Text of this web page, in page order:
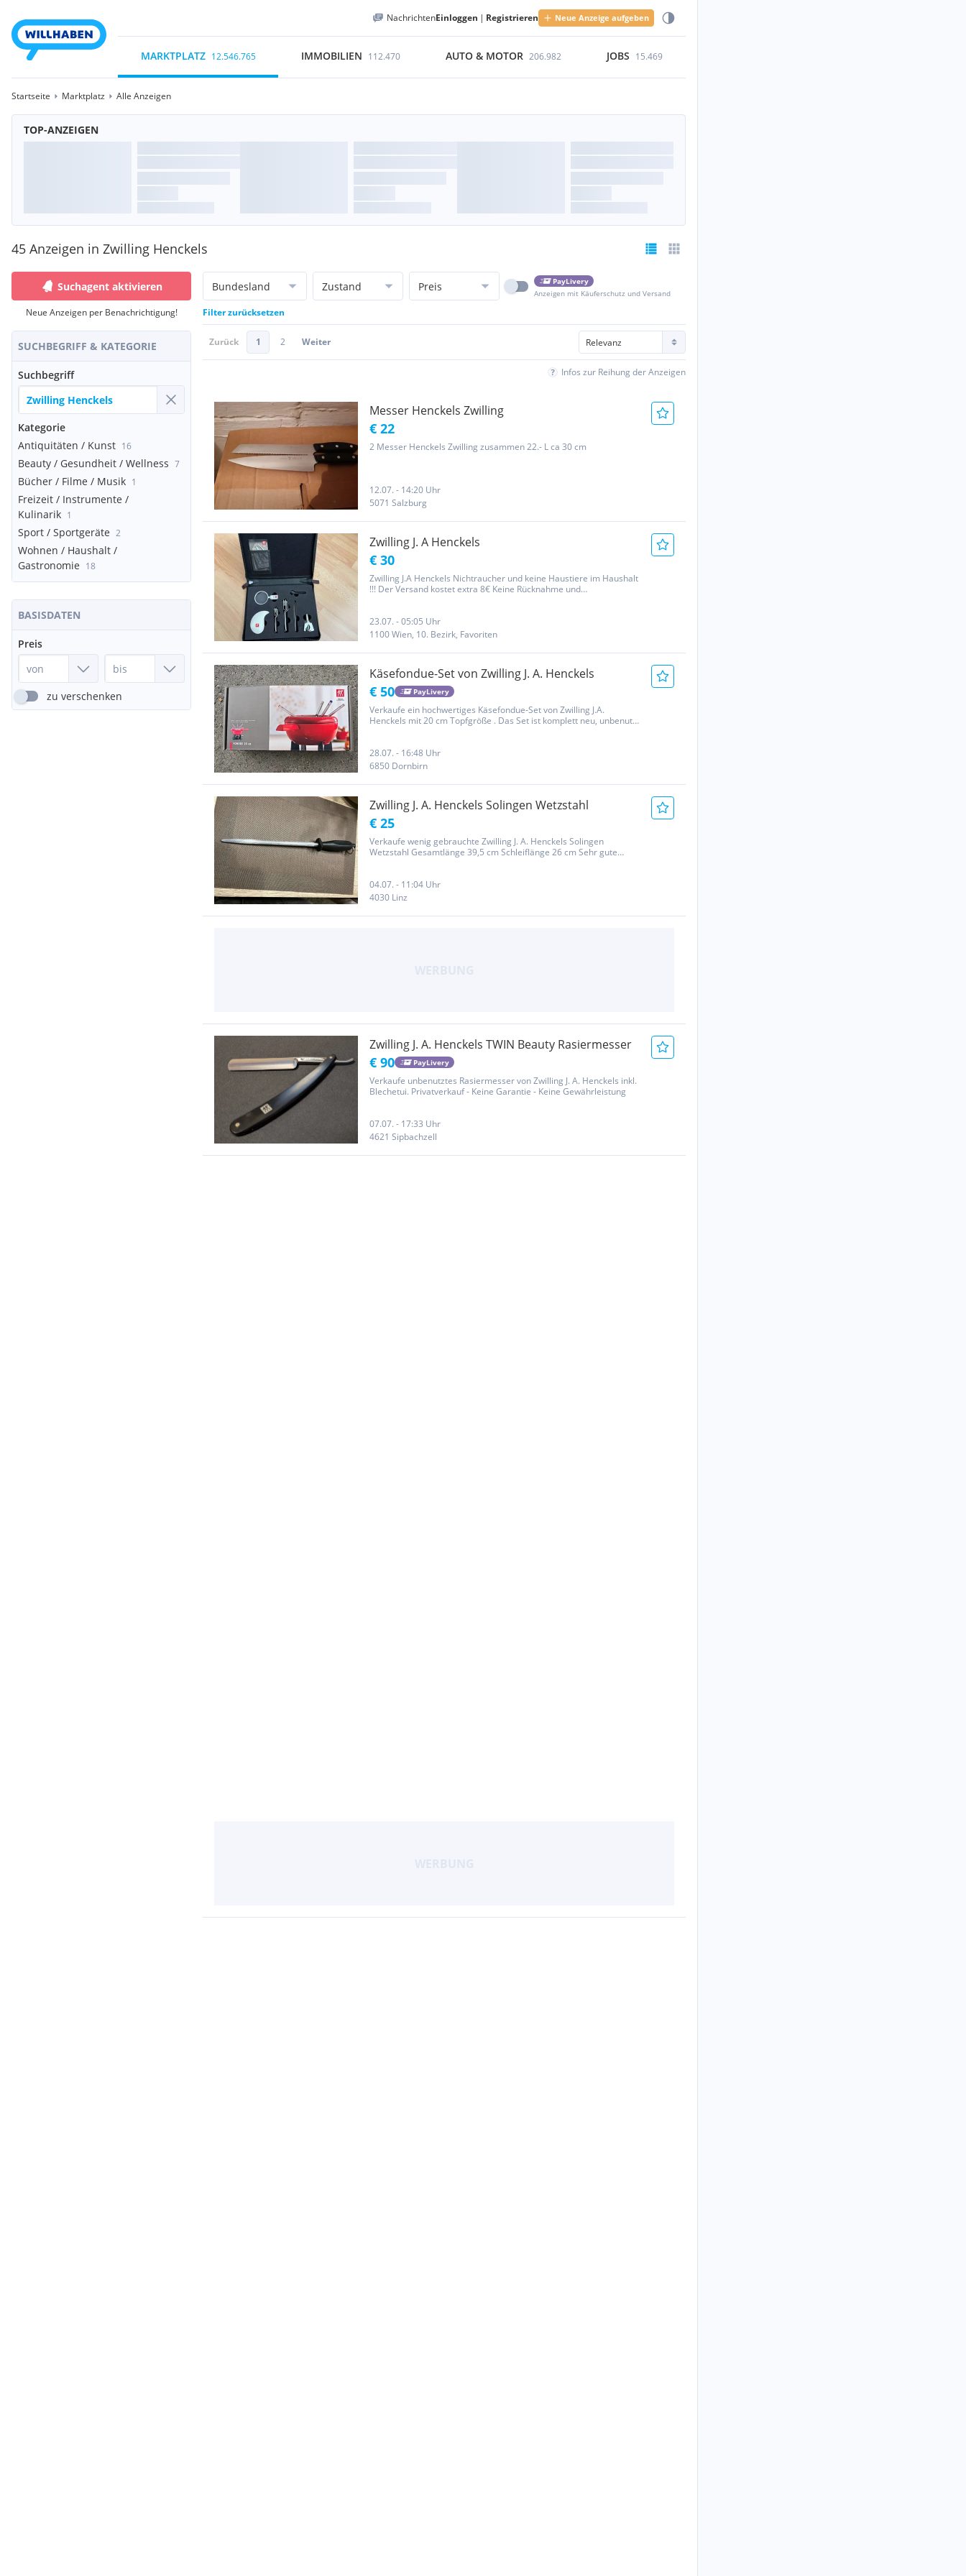
NachrichtenEinloggen | Registrieren Neue Anzeige aufgeben
MARKTPLATZ 12.546.765 IMMOBILIEN 112.470 AUTO & MOTOR 206.982 JOBS 15.469
Startseite Marktplatz Alle Anzeigen
TOP-ANZEIGEN
45 Anzeigen in Zwilling Henckels
Suchagent aktivieren
Neue Anzeigen per Benachrichtigung!
SUCHBEGRIFF & KATEGORIE
Suchbegriff
Kategorie
Antiquitäten / Kunst 16
Beauty / Gesundheit / Wellness 7
Bücher / Filme / Musik 1
Freizeit / Instrumente /
Kulinarik 1
Sport / Sportgeräte 2
Wohnen / Haushalt /
Gastronomie 18
BASISDATEN
Preis
zu verschenken
Bundesland Zustand Preis
PayLivery
Anzeigen mit Käuferschutz und Versand
Filter zurücksetzen
Zurück 1 2 Weiter
Infos zur Reihung der Anzeigen
Messer Henckels Zwilling
€ 22
2 Messer Henckels Zwilling zusammen 22.- L ca 30 cm
12.07. - 14:20 Uhr
5071 Salzburg
Zwilling J. A Henckels
€ 30
Zwilling J.A Henckels Nichtraucher und keine Haustiere im Haushalt
!!! Der Versand kostet extra 8€ Keine Rücknahme und
23.07. - 05:05 Uhr
1100 Wien, 10. Bezirk, Favoriten
Käsefondue-Set von Zwilling J. A. Henckels
€ 50 PayLivery
Verkaufe ein hochwertiges Käsefondue-Set von Zwilling J.A.
Henckels mit 20 cm Topfgröße . Das Set ist komplett neu, unbenutzt
28.07. - 16:48 Uhr
6850 Dornbirn
Zwilling J. A. Henckels Solingen Wetzstahl
€ 25
Verkaufe wenig gebrauchte Zwilling J. A. Henckels Solingen
Wetzstahl Gesamtlänge 39,5 cm Schleiflänge 26 cm Sehr gute
04.07. - 11:04 Uhr
4030 Linz
Zwilling J. A. Henckels TWIN Beauty Rasiermesser
€ 90 PayLivery
Verkaufe unbenutztes Rasiermesser von Zwilling J. A. Henckels inkl.
Blechetui. Privatverkauf - Keine Garantie - Keine Gewährleistung
07.07. - 17:33 Uhr
4621 Sipbachzell